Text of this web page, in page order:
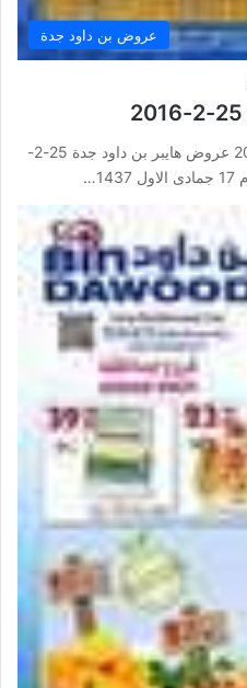
عروض بن داود جدة
عروض هايبر بن داود جدة 25-2-2016 عروض هايبر بن داود جدة 25-2-